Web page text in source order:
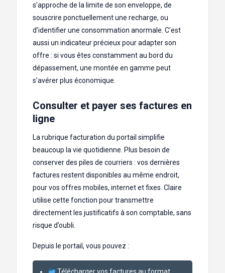
s’approche de la limite de son enveloppe, de
souscrire ponctuellement une recharge, ou
d’identifier une consommation anormale. C’est
aussi un indicateur précieux pour adapter son
offre : si vous êtes constamment au bord du
dépassement, une montée en gamme peut
s’avérer plus économique.
Consulter et payer ses factures en
ligne
La rubrique facturation du portail simplifie
beaucoup la vie quotidienne. Plus besoin de
conserver des piles de courriers : vos dernières
factures restent disponibles au même endroit,
pour vos offres mobiles, internet et fixes. Claire
utilise cette fonction pour transmettre
directement les justificatifs à son comptable, sans
risque d’oubli.
Depuis le portail, vous pouvez :
Télécharger vos factures au format